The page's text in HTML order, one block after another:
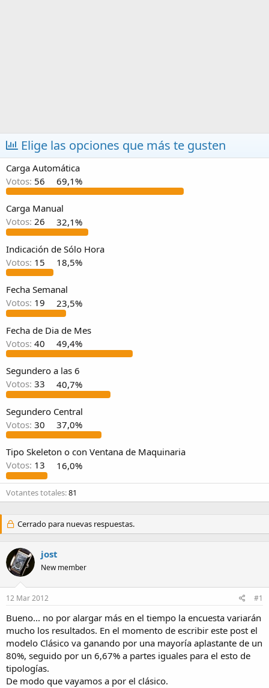
Elige las opciones que más te gusten
Carga Automática
Votos: 56 69,1%
Carga Manual
Votos: 26 32,1%
Indicación de Sólo Hora
Votos: 15 18,5%
Fecha Semanal
Votos: 19 23,5%
Fecha de Dia de Mes
Votos: 40 49,4%
Segundero a las 6
Votos: 33 40,7%
Segundero Central
Votos: 30 37,0%
Tipo Skeleton o con Ventana de Maquinaria
Votos: 13 16,0%
Votantes totales 81
Cerrado para nuevas respuestas.
jost
New member
12 Mar 2012 #1
Bueno... no por alargar más en el tiempo la encuesta variarán
mucho los resultados. En el momento de escribir este post el
modelo Clásico va ganando por una mayoría aplastante de un
80%, seguido por un 6,67% a partes iguales para el esto de
tipologías.
De modo que vayamos a por el clásico.